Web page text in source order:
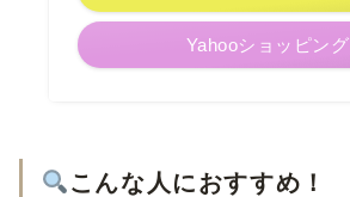
Yahooショッピング
こんな人におすすめ！